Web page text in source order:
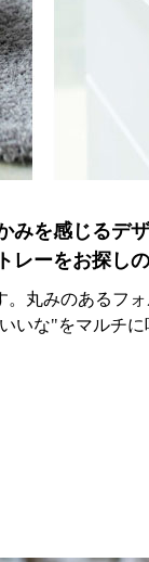
みを感じるデ
レーをお探し
丸みのあるフ
いな"をマルチ